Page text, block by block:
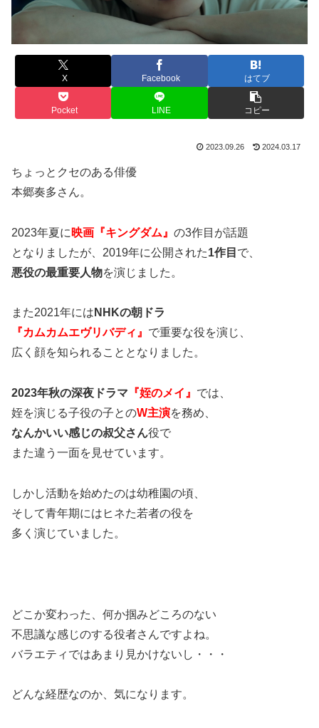
X Facebook はてブ
Pocket LINE コピー
2023.09.26 2024.03.17
ちょっとクセのある俳優
本郷奏多さん。
2023年夏に 映画『キングダム』 の3作目が話題
となりましたが、2019年に公開された1作目 で、
悪役の最重要人物を演じました。
また2021年には NHKの朝ドラ
『カムカムエヴリバディ』 で重要な役を演じ、
広く顔を知られることとなりました。
2023年秋の深夜ドラマ 『姪のメイ』 では、
姪を演じる子役の子とのW主演を務め、
なんかいい感じの叔父さん役で
また違う一面を見せています。
しかし活動を始めたのは幼稚園の頃、
そして青年期にはヒネた若者の役を
多く演じていました。
どこか変わった、何か掴みどころのない
不思議な感じのする役者さんですよね。
バラエティではあまり見かけないし・・・
どんな経歴なのか、気になります。